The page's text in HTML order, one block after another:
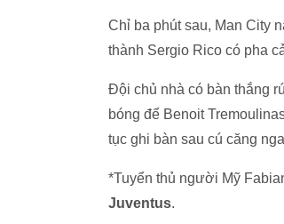
Chỉ ba phút sau, Man City
thành Sergio Rico có pha
Đội chủ nhà có bàn thắng
bóng để Benoit
tục ghi bàn sau cú căng
*Tuyển thủ người Mỹ
Juventus.